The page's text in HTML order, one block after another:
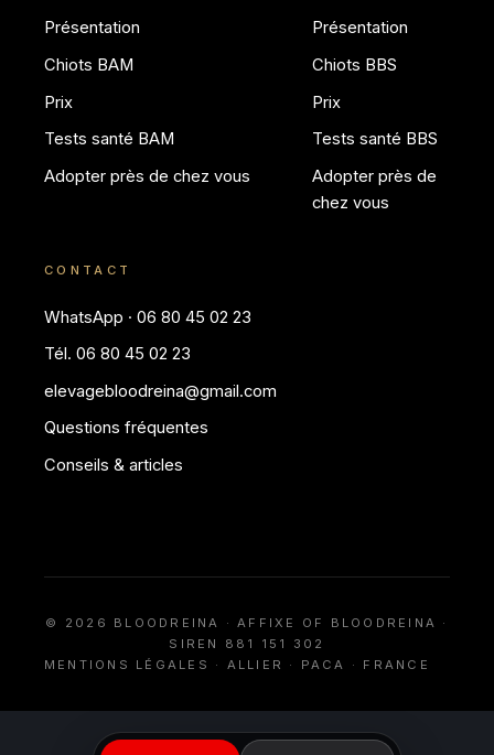
Présentation
Chiots BAM
Prix
Tests santé BAM
Adopter près de chez vous
Présentation
Chiots BBS
Prix
Tests santé BBS
Adopter près de
chez vous
CONTACT
WhatsApp · 06 80 45 02 23
Tél. 06 80 45 02 23
elevagebloodreina@gmail.com
Questions fréquentes
Conseils & articles
© 2026 BLOODREINA · AFFIXE OF BLOODREINA ·
SIREN 881 151 302
MENTIONS LÉGALES
· ALLIER · PACA · FRANCE